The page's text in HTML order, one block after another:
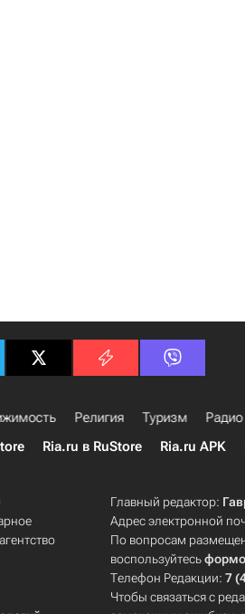
Религия Туризм Радио
Ria.ru в RuStore Ria.ru APK
Главный редактор:
Адрес электронной
По вопросам
воспользуйтесь
Телефон Редакции:7
Чтобы связаться с